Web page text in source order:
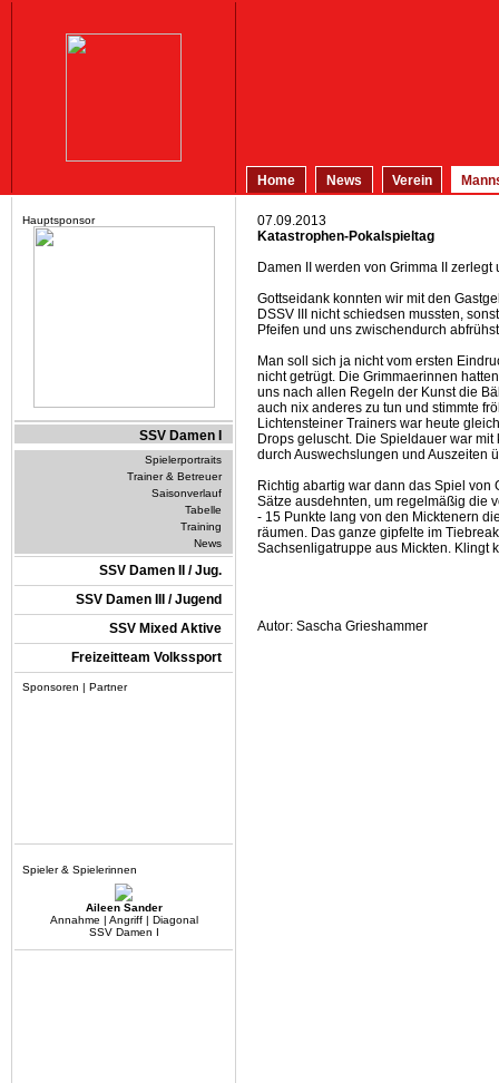
Home News Verein
Hauptsponsor
SSV Damen I
Spielerportraits
Trainer & Betreuer
Saisonverlauf
Tabelle
Training
News
SSV Damen II / Jug.
SSV Damen III / Jugend
SSV Mixed Aktive
Freizeitteam Volkssport
Sponsoren | Partner
Spieler & Spielerinnen
Aileen Sander
Annahme | Angriff | Diagonal
SSV Damen I
07.09.2013
Katastrophen-Pokalspieltag
Damen II werden von Grimma II
Gottseidank konnten wir mit den
DSSV III nicht schiedsen mussten,
Pfeifen und uns zwischendurch
Man soll sich ja nicht vom ersten
nicht getrügt. Die Grimmaerinnen
uns nach allen Regeln der Kunst die
auch nix anderes zu tun und stimmte
Lichtensteiner Trainers war heute
Drops geluscht. Die Spieldauer war
durch Auswechslungen und Auszeiten
Richtig abartig war dann das Spiel von
Sätze ausdehnten, um regelmäßig die
- 15 Punkte lang von den Micktenern
räumen. Das ganze gipfelte im
Sachsenligatruppe aus Mickten. Klingt
Autor: Sascha Grieshammer